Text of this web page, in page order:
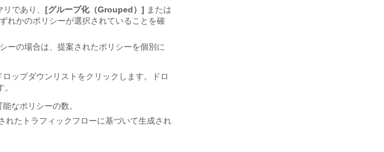
であり、 [グループ化（Grouped）] または
れかのポリシーが選択されていることを確
ーの場合は、提案されたポリシーを個別に
ロップダウンリストをクリックします。ドロ
能なポリシーの数。
れたトラフィックフローに基づいて生成され